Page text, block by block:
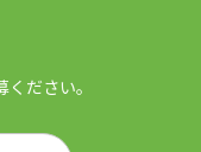
ださい。